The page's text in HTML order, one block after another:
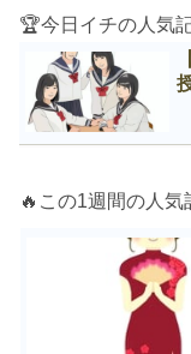
🏆今日イチの人気
🔥この1週間の人